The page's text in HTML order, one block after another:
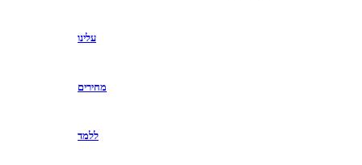
עלינו
מחירים
ללמד